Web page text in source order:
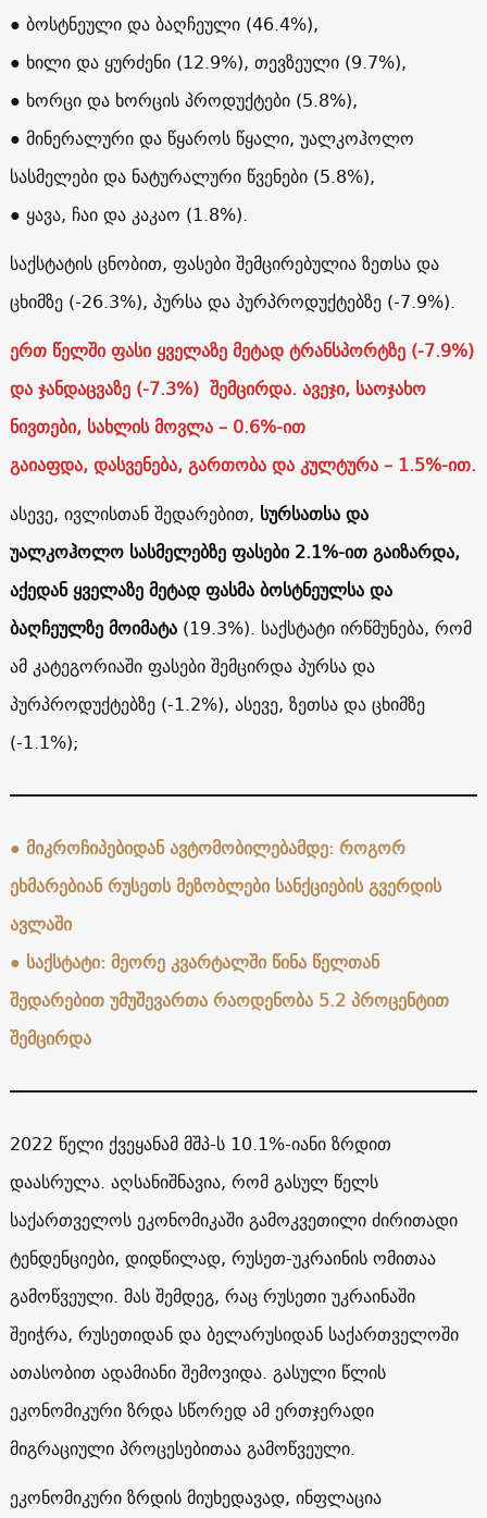
● ბოსტნეული და ბაღჩეული (46.4%),
● ხილი და ყურძენი (12.9%), თევზეული (9.7%),
● ხორცი და ხორცის პროდუქტები (5.8%),
● მინერალური და წყაროს წყალი, უალკოჰოლო
სასმელები და ნატურალური წვენები (5.8%),
● ყავა, ჩაი და კაკაო (1.8%).
საქსტატის ცნობით, ფასები შემცირებულია ზეთსა და
ცხიმზე (-26.3%), პურსა და პურპროდუქტებზე (-7.9%).
ერთ წელში ფასი ყველაზე მეტად ტრანსპორტზე (-7.9%)
და ჯანდაცვაზე (-7.3%) შემცირდა. ავეჯი, საოჯახო
ნივთები, სახლის მოვლა – 0.6%-ით
გაიაფდა, დასვენება, გართობა და კულტურა – 1.5%-ით.
ასევე, ივლისთან შედარებით, სურსათსა და
უალკოჰოლო სასმელებზე ფასები 2.1%-ით გაიზარდა,
აქედან ყველაზე მეტად ფასმა ბოსტნეულსა და
ბაღჩეულზე მოიმატა(19.3%). საქსტატი ირწმუნება, რომ
ამ კატეგორიაში ფასები შემცირდა პურსა და
პურპროდუქტებზე (-1.2%), ასევე, ზეთსა და ცხიმზე
(-1.1%);
● მიკროჩიპებიდან ავტომობილებამდე: როგორ
ეხმარებიან რუსეთს მეზობლები სანქციების გვერდის
ავლაში
● საქსტატი: მეორე კვარტალში წინა წელთან
შედარებით უმუშევართა რაოდენობა 5.2 პროცენტით
შემცირდა
2022 წელი ქვეყანამ მშპ-ს 10.1%-იანი ზრდით
დაასრულა. აღსანიშნავია, რომ გასულ წელს
საქართველოს ეკონომიკაში გამოკვეთილი ძირითადი
ტენდენციები, დიდწილად, რუსეთ-უკრაინის ომითაა
გამოწვეული. მას შემდეგ, რაც რუსეთი უკრაინაში
შეიჭრა, რუსეთიდან და ბელარუსიდან საქართველოში
ათასობით ადამიანი შემოვიდა. გასული წლის
ეკონომიკური ზრდა სწორედ ამ ერთჯერადი
მიგრაციული პროცესებითაა გამოწვეული.
ეკონომიკური ზრდის მიუხედავად, ინფლაცია